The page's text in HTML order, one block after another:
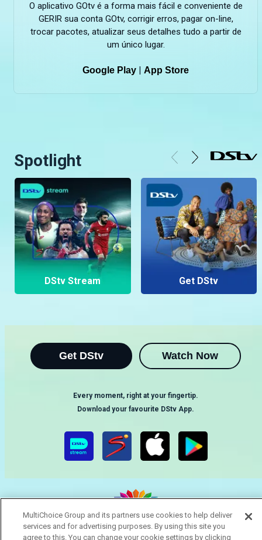
O aplicativo GOtv é a forma mais fácil e conveniente de
GERIR sua conta GOtv, corrigir erros, pagar on-line,
trocar pacotes, atualizar seus detalhes tudo a partir de
um único lugar.
Google Play | App Store
Spotlight
DStv Stream Get DStv
Get DStv Watch Now
Every moment, right at your fingertip.
Download your favourite DStv App.
MultiChoice Website Terms of Use Privacy & Cookie Notice
MultiChoice Group and its partners use cookies to help deliver
services and for advertising purposes. By using this site you
agree to this. You can change your cookie settings by clicking